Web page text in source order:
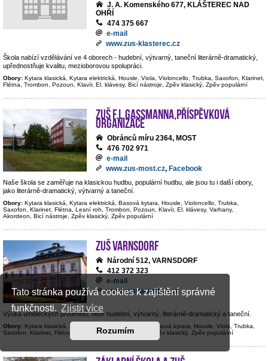
Tato stránka používá cookies k zajištění správné
funkčnosti. Zjistit více
Rozumím
J. A. Komenského 677, KLÁŠTEREC NAD
OHŘÍ
474 375 667
e-mail
www.zus-klasterec.cz
Škola nabízí vzdělávání ve 4 oborech - hudební, výtvarný, taneční literárně-dramatický,
upřednostňuje kvalitu, mezioborovou spolupráci.
Obory: Kytara klasická, Kytara elektrická, Housle, Viola, Violoncello, Trubka, Saxofon, Klarinet,
Flétna, Trombon, Pozoun, Klavír, El. klávesy, Bicí nástroje, Zpěv klasický, Zpěv populární
ZUŠ F.L.Gassmanna,příspěvková
organizace
Obránců míru 2364, MOST
476 702 971
e-mail
www.zus-most.cz, Facebook
Naše škola se zaměřuje na klasickou hudbu, populární hudbu, ale jsou tu i další obory,
jako literárně-dramatický, výtvarný a taneční.
Obory: Kytara klasická, Kytara elektrická, Basová kytara, Housle, Violoncello, Trubka,
Saxofon, Klarinet, Flétna, Lesní roh, Trombon, Pozoun, Klavír, El. klávesy, Varhany,
Akordeon, Bicí nástroje, Zpěv klasický, Zpěv populární
ZUŠ Varnsdorf
Národní 512, VARNSDORF
412 372 323
e-mail
www.zusvarnsdorf.cz
Výuka uměleckých předmětů; obor hudební, výtvarný, literárně-dramatický a taneční.
Obory: Kytara klasická, Kytara elektrická, Kontrabas, Basová kytara, Housle, Viola, Trubka,
Saxofon, Klarinet, Flétna, Hoboj, Klavír, Bicí nástroje, Zpěv klasický, Zpěv populární